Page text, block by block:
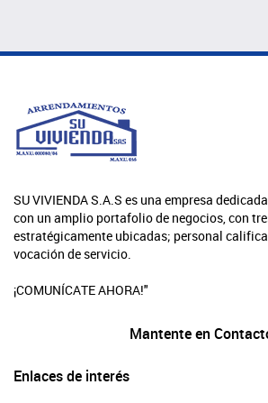
SU VIVIENDA S.A.S es una empresa
con un amplio portafolio de negocios, con
estratégicamente ubicadas; personal
vocación de servicio.
¡COMUNÍCATE AHORA!"
Mantente en
Enlaces de interés